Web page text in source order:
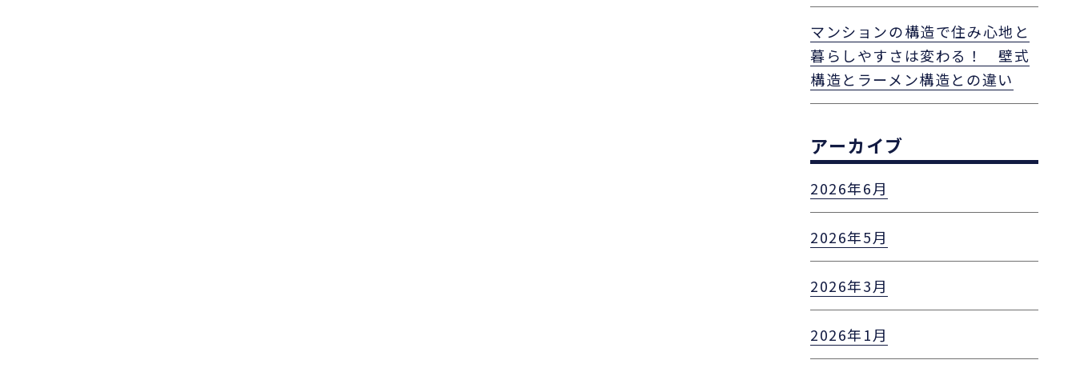
マンションの構造で住み心地と
暮らしやすさは変わる！ 壁式
構造とラーメン構造との違い
アーカイブ
2026年6月
2026年5月
2026年3月
2026年1月